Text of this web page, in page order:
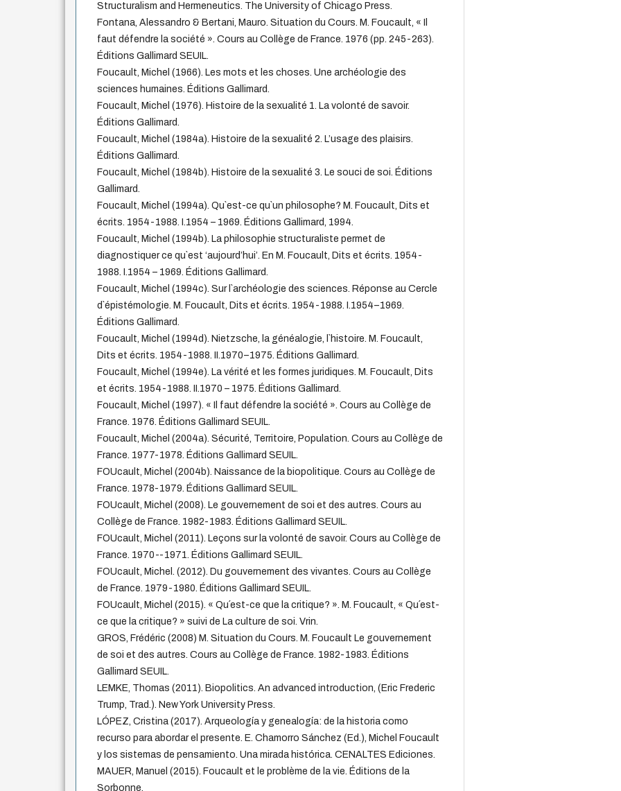
Structuralism and Hermeneutics. The University of Chicago Press.
Fontana, Alessandro & Bertani, Mauro. Situation du Cours. M. Foucault, « Il
faut défendre la société ». Cours au Collège de France. 1976 (pp. 245-263).
Éditions Gallimard SEUIL.
Foucault, Michel (1966). Les mots et les choses. Une archéologie des
sciences humaines. Éditions Gallimard.
Foucault, Michel (1976). Histoire de la sexualité 1. La volonté de savoir.
Éditions Gallimard.
Foucault, Michel (1984a). Histoire de la sexualité 2. L’usage des plaisirs.
Éditions Gallimard.
Foucault, Michel (1984b). Histoire de la sexualité 3. Le souci de soi. Éditions
Gallimard.
Foucault, Michel (1994a). Qu`est-ce qu`un philosophe? M. Foucault, Dits et
écrits. 1954-1988. I.1954 – 1969. Éditions Gallimard, 1994.
Foucault, Michel (1994b). La philosophie structuraliste permet de
diagnostiquer ce qu`est ‘aujourd’hui’. En M. Foucault, Dits et écrits. 1954-
1988. I.1954 – 1969. Éditions Gallimard.
Foucault, Michel (1994c). Sur l`archéologie des sciences. Réponse au Cercle
d`épistémologie. M. Foucault, Dits et écrits. 1954-1988. I.1954–1969.
Éditions Gallimard.
Foucault, Michel (1994d). Nietzsche, la généalogie, l`histoire. M. Foucault,
Dits et écrits. 1954-1988. II.1970–1975. Éditions Gallimard.
Foucault, Michel (1994e). La vérité et les formes juridiques. M. Foucault, Dits
et écrits. 1954-1988. II.1970 – 1975. Éditions Gallimard.
Foucault, Michel (1997). « Il faut défendre la société ». Cours au Collège de
France. 1976. Éditions Gallimard SEUIL.
Foucault, Michel (2004a). Sécurité, Territoire, Population. Cours au Collège de
France. 1977-1978. Éditions Gallimard SEUIL.
FOUcault, Michel (2004b). Naissance de la biopolitique. Cours au Collège de
France. 1978-1979. Éditions Gallimard SEUIL.
FOUcault, Michel (2008). Le gouvernement de soi et des autres. Cours au
Collège de France. 1982-1983. Éditions Gallimard SEUIL.
FOUcault, Michel (2011). Leçons sur la volonté de savoir. Cours au Collège de
France. 1970--1971. Éditions Gallimard SEUIL.
FOUcault, Michel. (2012). Du gouvernement des vivantes. Cours au Collège
de France. 1979-1980. Éditions Gallimard SEUIL.
FOUcault, Michel (2015). « Qu´est-ce que la critique? ». M. Foucault, « Qu´est-
ce que la critique? » suivi de La culture de soi. Vrin.
GROS, Frédéric (2008) M. Situation du Cours. M. Foucault Le gouvernement
de soi et des autres. Cours au Collège de France. 1982-1983. Éditions
Gallimard SEUIL.
LEMKE, Thomas (2011). Biopolitics. An advanced introduction, (Eric Frederic
Trump, Trad.). New York University Press.
LÓPEZ, Cristina (2017). Arqueología y genealogía: de la historia como
recurso para abordar el presente. E. Chamorro Sánchez (Ed.), Michel Foucault
y los sistemas de pensamiento. Una mirada histórica. CENALTES Ediciones.
MAUER, Manuel (2015). Foucault et le problème de la vie. Éditions de la
Sorbonne.